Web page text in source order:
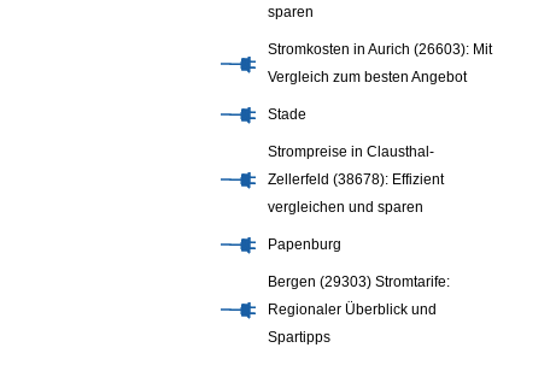
sparen
Stromkosten in Aurich (26603): Mit
Vergleich zum besten Angebot
Stade
Strompreise in Clausthal-
Zellerfeld (38678): Effizient
vergleichen und sparen
Papenburg
Bergen (29303) Stromtarife:
Regionaler Überblick und
Spartipps